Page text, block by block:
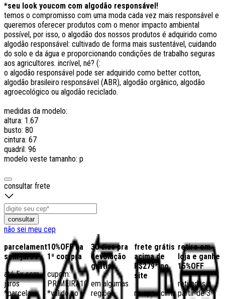
*seu look youcom com algodão responsável!
temos o compromisso com uma moda cada vez mais responsável e
queremos oferecer produtos com o menor impacto ambiental
possível, por isso, o algodão dos nossos produtos é adquirido como
algodão responsável: cultivado de forma mais sustentável, cuidando
do solo e da água e proporcionando condições de trabalho seguras
aos agricultores. incrível, né? (:
o algodão responsável pode ser adquirido como better cotton,
algodão brasileiro responsável (ABR), algodão orgânico, algodão
agroecológico ou algodão reciclado.
medidas da modelo:
altura: 1.67
busto: 80
cintura: 67
quadril: 96
modelo veste tamanho: p
consultar frete
consultar
não sei meu cep
parcelamento
sem juros
até 5x sem
juros
*parcela
10%OFF na
1ª compra
cupom:
PRIMEIRA10
*válido no
30 dias pra
devolução
grátis
em algumas
regiões,
frete grátis
acima de
R$279* no
site
no app acima
retire em
loja e ganhe
15%OFF
retiradas a
partir de 3